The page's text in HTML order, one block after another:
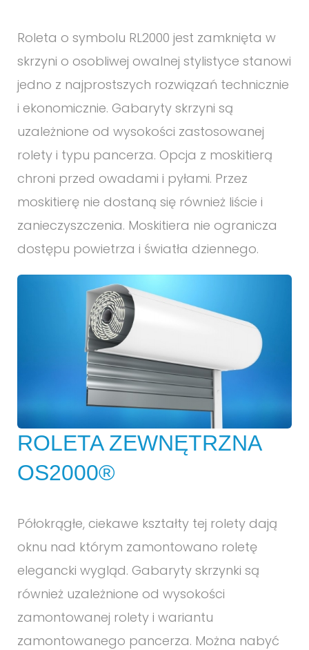
Roleta o symbolu RL2000 jest zamknięta w
skrzyni o osobliwej owalnej stylistyce stanowi
jedno z najprostszych rozwiązań technicznie
i ekonomicznie. Gabaryty skrzyni są
uzależnione od wysokości zastosowanej
rolety i typu pancerza. Opcja z moskitierą
chroni przed owadami i pyłami. Przez
moskitierę nie dostaną się również liście i
zanieczyszczenia. Moskitiera nie ogranicza
dostępu powietrza i światła dziennego.
ROLETA ZEWNĘTRZNA
OS2000®
Półokrągłe, ciekawe kształty tej rolety dają
oknu nad którym zamontowano roletę
elegancki wygląd. Gabaryty skrzynki są
również uzależnione od wysokości
zamontowanej rolety i wariantu
zamontowanego pancerza. Można nabyć